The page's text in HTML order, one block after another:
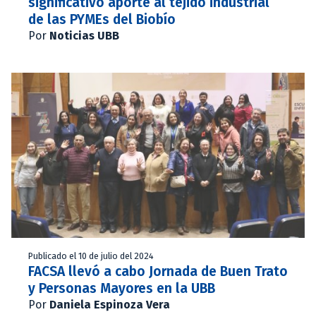
de las PYMEs del Biobío
Por Noticias UBB
Publicado el 10 de julio del 2024
FACSA llevó a cabo Jornada de Buen Trato
y Personas Mayores en la UBB
Por Daniela Espinoza Vera